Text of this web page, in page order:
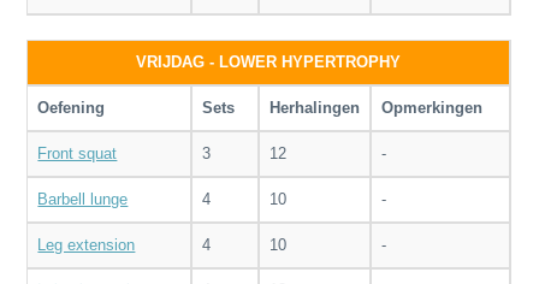
VRIJDAG - LOWER HYPERTROPHY
Oefening Sets Herhalingen Opmerkingen
Front squat 3 12 -
Barbell lunge 4 10 -
Leg extension 4 10 -